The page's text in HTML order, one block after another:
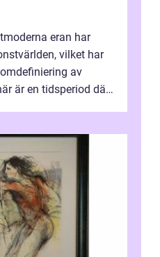
eran har
vilket har
av
är en tidsperiod där